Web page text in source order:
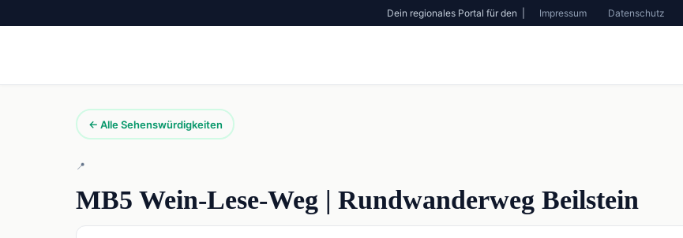
Dein regionales Portal für den | Impressum Datenschutz
← Alle Sehenswürdigkeiten
📍
MB5 Wein-Lese-Weg | Rundwanderweg Beilstein